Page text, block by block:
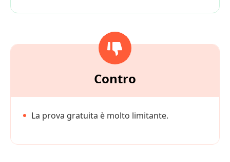
Contro
La prova gratuita è molto limitante.